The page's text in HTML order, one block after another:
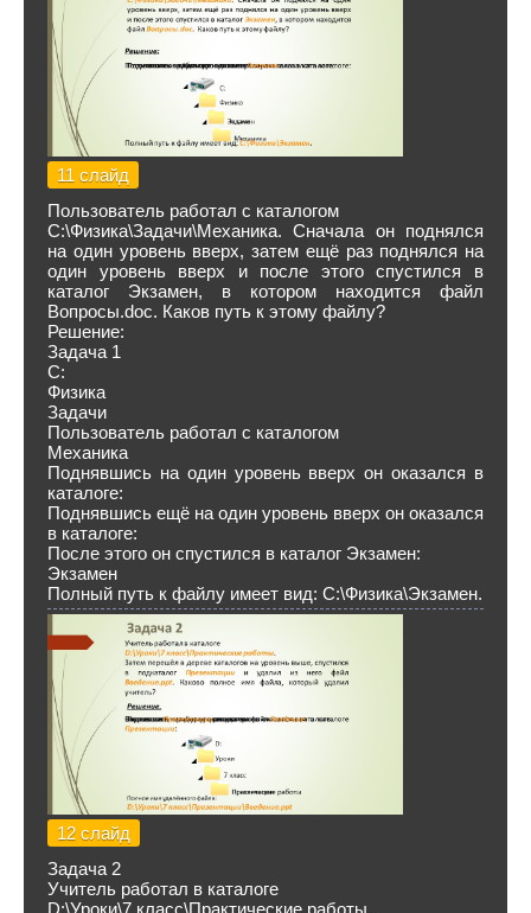
11 слайд
Пользователь работал с каталогом
C:\Физика\Задачи\Механика. Сначала он поднялся
на один уровень вверх, затем ещё раз поднялся на
один уровень вверх и после этого спустился в
каталог Экзамен, в котором находится файл
Вопросы.doc. Каков путь к этому файлу?
Решение:
Задача 1
C:
Физика
Задачи
Пользователь работал с каталогом
Механика
Поднявшись на один уровень вверх он оказался в
каталоге:
Поднявшись ещё на один уровень вверх он оказался
в каталоге:
После этого он спустился в каталог Экзамен:
Экзамен
Полный путь к файлу имеет вид: C:\Физика\Экзамен.
12 слайд
Задача 2
Учитель работал в каталоге
D:\Уроки\7 класс\Практические работы.